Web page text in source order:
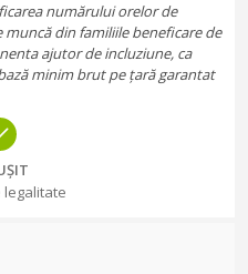
numărului orelor de
din familiile beneficare de
ajutor de incluziune, ca
minim brut pe țară garantat
legalitate